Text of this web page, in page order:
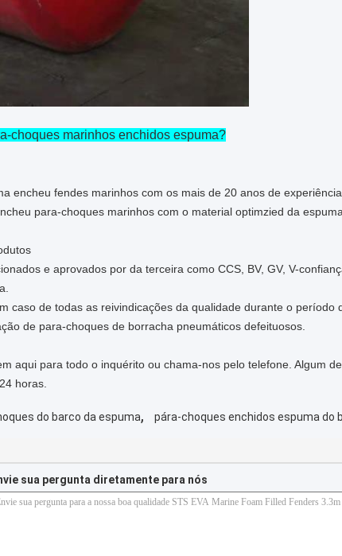
choques marinhos enchidos espuma?
encheu fendes marinhos com os mais de 20 anos de
para-choques marinhos com o material optimzied da
e aprovados por da terceira como CCS, BV, GV, V-
caso de todas as reivindicações da qualidade durante o período
de para-choques de borracha pneumáticos defeituosos.
aqui para todo o inquérito ou chama-nos pelo telefone. Algum
horas.
do barco da espuma, pára-choques enchidos espuma do
sua pergunta diretamente para nós